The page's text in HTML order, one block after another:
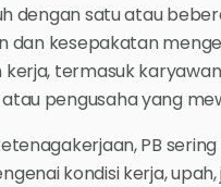
dengan satu atau
dan kesepakatan
termasuk
pengusaha yang
PB
kondisi kerja,